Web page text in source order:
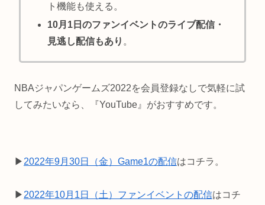
ト機能も使える。
10月1日のファンイベントのライブ配信・
見逃し配信もあり 。
NBAジャパンゲームズ2022を会員登録なしで気軽に試
してみたいなら、『YouTube』がおすすめです。
▶ 2022年9月30日（金）Game1の配信はコチラ。
▶2022年10月1日（土）ファンイベントの配信はコチ